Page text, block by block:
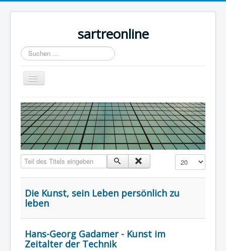
sartreonline
Suchen
...
Navigation
an/aus
Home
Texte
Videos
Links
Lexika
Rezensionen
Kontakt
Teil des Titels eingeben Anzeige #
Die Kunst, sein Leben persönlich zu
leben
Hans-Georg Gadamer - Kunst im
Zeitalter der Technik